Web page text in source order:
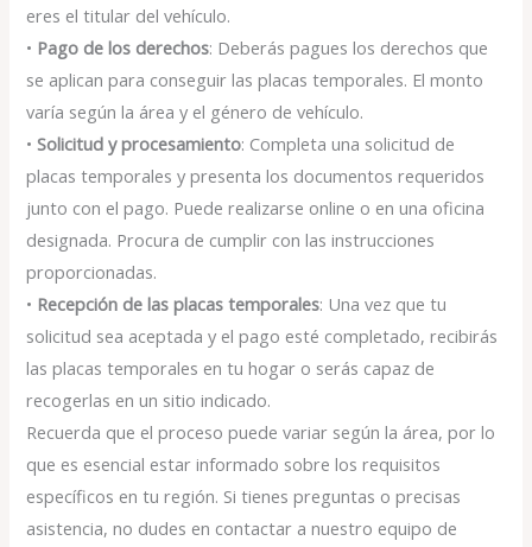
eres el titular del vehículo.
• Pago de los derechos: Deberás pagues los derechos que
se aplican para conseguir las placas temporales. El monto
varía según la área y el género de vehículo.
•Solicitud y procesamiento: Completa una solicitud de
placas temporales y presenta los documentos requeridos
junto con el pago. Puede realizarse online o en una oficina
designada. Procura de cumplir con las instrucciones
proporcionadas.
• Recepción de las placas temporales: Una vez que tu
solicitud sea aceptada y el pago esté completado, recibirás
las placas temporales en tu hogar o serás capaz de
recogerlas en un sitio indicado.
Recuerda que el proceso puede variar según la área, por lo
que es esencial estar informado sobre los requisitos
específicos en tu región. Si tienes preguntas o precisas
asistencia, no dudes en contactar a nuestro equipo de